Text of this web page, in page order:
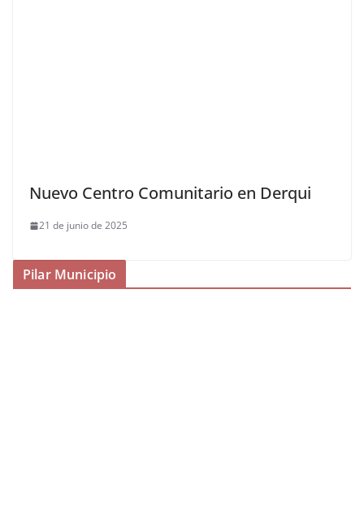
Nuevo Centro Comunitario en Derqui
21 de junio de 2025
Pilar Municipio